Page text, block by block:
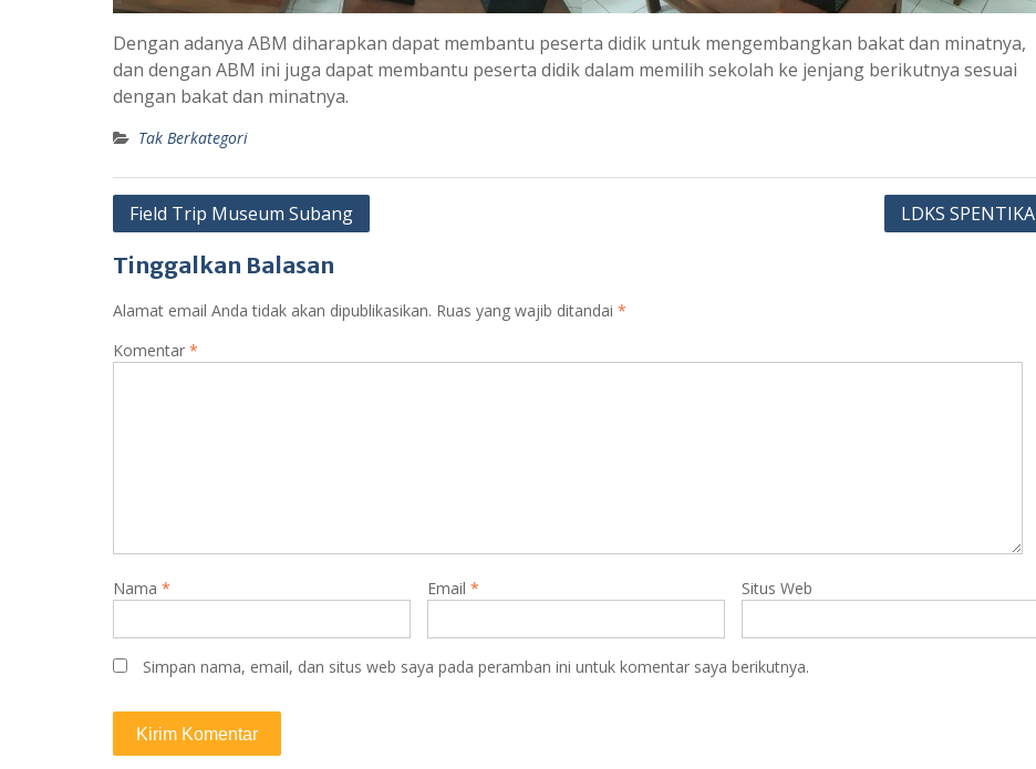
Dengan adanya ABM diharapkan dapat membantu peserta didik untuk mengembangkan bakat dan minatnya,
dan dengan ABM ini juga dapat membantu peserta didik dalam memilih sekolah ke jenjang berikutnya sesuai
dengan bakat dan minatnya.
Tak Berkategori
Navigasi
Field Trip Museum Subang LDKS SPENTIKA
Tinggalkan Balasan
Alamat email Anda tidak akan dipublikasikan. Ruas yang wajib ditandai *
Komentar *
Nama * Email * Situs Web
Simpan nama, email, dan situs web saya pada peramban ini untuk komentar saya berikutnya.